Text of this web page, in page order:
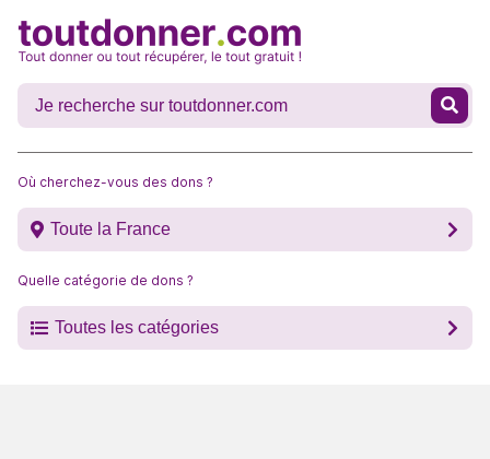
Où cherchez-vous des dons ?
Toute la France
Quelle catégorie de dons ?
Toutes les catégories